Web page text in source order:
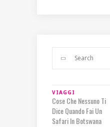
VIAGGI
Cose Che Nessuno Ti
Dice Quando Fai Un
Safari In Botswana